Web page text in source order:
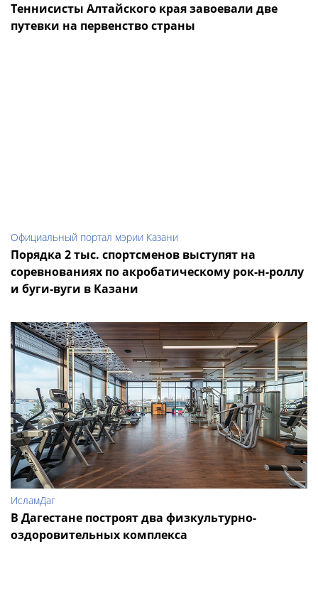
Теннисисты Алтайского края завоевали две
путевки на первенство страны
Официальный портал мэрии Казани
Порядка 2 тыс. спортсменов выступят на
соревнованиях по акробатическому рок-н-роллу
и буги-вуги в Казани
ИсламДаг
В Дагестане построят два физкультурно-
оздоровительных комплекса